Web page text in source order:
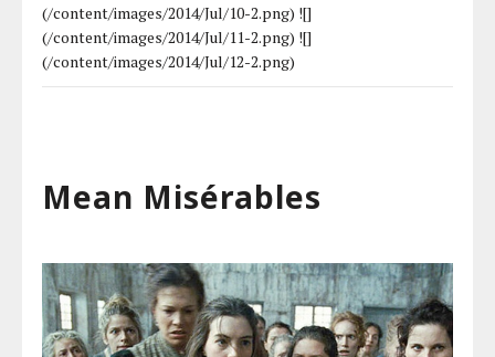
(/content/images/2014/Jul/10-2.png) ![]
(/content/images/2014/Jul/11-2.png) ![]
(/content/images/2014/Jul/12-2.png)
Mean Misérables